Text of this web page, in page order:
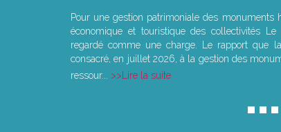
Pour une gestion patrimoniale des monuments
économique et touristique des collectivités
regardé comme une charge. Le rapport que
consacré, en juillet 2026, à la gestion des
ressour...
Lire la suite